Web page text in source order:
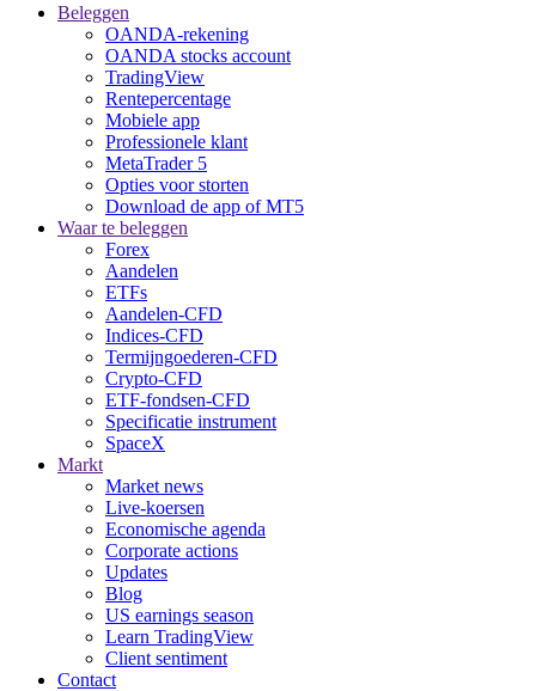
Beleggen
OANDA-rekening
OANDA stocks account
TradingView
Rentepercentage
Mobiele app
Professionele klant
MetaTrader 5
Opties voor storten
Download de app of MT5
Waar te beleggen
Forex
Aandelen
ETFs
Aandelen-CFD
Indices-CFD
Termijngoederen-CFD
Crypto-CFD
ETF-fondsen-CFD
Specificatie instrument
SpaceX
Markt
Market news
Live-koersen
Economische agenda
Corporate actions
Updates
Blog
US earnings season
Learn TradingView
Client sentiment
Contact